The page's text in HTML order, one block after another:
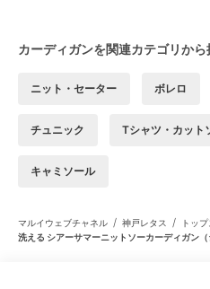
カーディガンを関連カテゴリから
ニット・セーター ボレロ
チュニック Tシャツ・カット
キャミソール
マルイウェブチャネル / 神戸レタス / トップ
洗える シアーサマーニットソーカーディガン